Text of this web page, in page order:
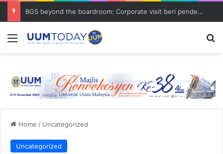
BGS beyond the boardroom: Corporate visit beri pendedahan dunia korporat kepada PELAJAR UUM
Menu
Home / Uncategorized
Uncategorized